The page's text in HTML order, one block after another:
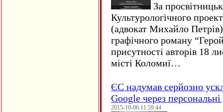
За
Культурологічного
(адвокат Михайло
графічного роману
присутності авторів 18
місті Коломиї…
ЄC надумав серйозно
Google через персональні
2015-10-06 11:59:44